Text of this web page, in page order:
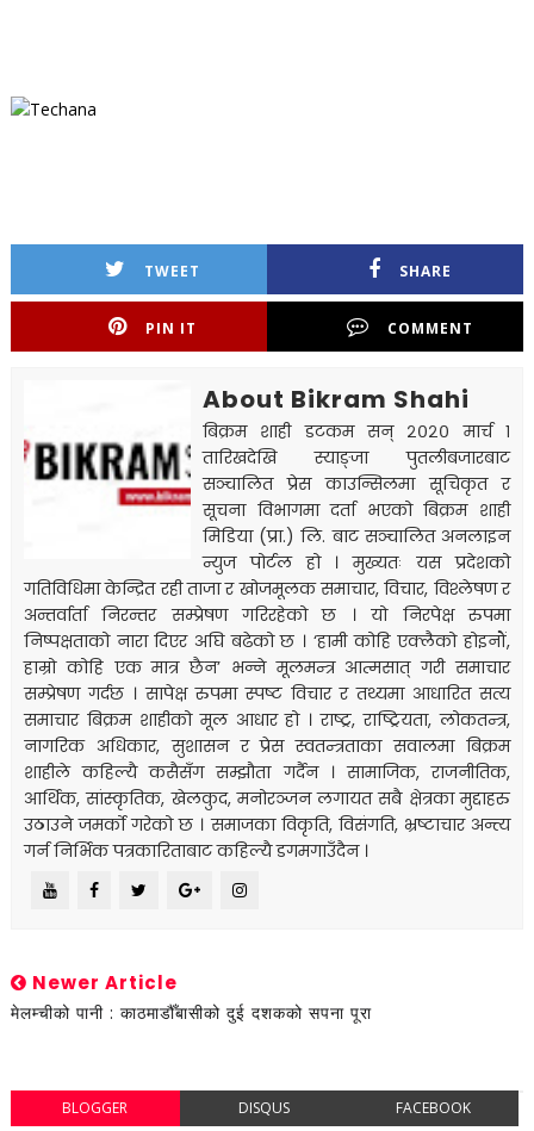
TWEET SHARE
PIN IT COMMENT
About Bikram Shahi
बिक्रम शाही डटकम सन् २०२० मार्च १
तारिखदेखि स्याङ्जा पुतलीबजारबाट
सञ्चालित प्रेस काउन्सिलमा सूचिकृत र
सूचना विभागमा दर्ता भएको बिक्रम शाही
मिडिया (प्रा.) लि. बाट सञ्चालित अनलाइन
न्युज पोर्टल हो । मुख्यतः यस प्रदेशको
गतिविधिमा केन्द्रित रही ताजा र खोजमूलक समाचार, विचार, विश्लेषण र
अन्तर्वार्ता निरन्तर सम्प्रेषण गरिरहेको छ । यो निरपेक्ष रुपमा
निष्पक्षताको नारा दिएर अघि बढेको छ । ‘हामी कोहि एक्लैको होइनौं,
हाम्रो कोहि एक मात्र छैन’ भन्ने मूलमन्त्र आत्मसात् गरी समाचार
सम्प्रेषण गर्दछ । सापेक्ष रुपमा स्पष्ट विचार र तथ्यमा आधारित सत्य
समाचार बिक्रम शाहीको मूल आधार हो । राष्ट्र, राष्ट्रियता, लोकतन्त्र,
नागरिक अधिकार, सुशासन र प्रेस स्वतन्त्रताका सवालमा बिक्रम
शाहीले कहिल्यै कसैसँग सम्झौता गर्दैन । सामाजिक, राजनीतिक,
आर्थिक, सांस्कृतिक, खेलकुद, मनोरञ्जन लगायत सबै क्षेत्रका मुद्दाहरु
उठाउने जमर्को गरेको छ । समाजका विकृति, विसंगति, भ्रष्टाचार अन्त्य
गर्न निर्भिक पत्रकारिताबाट कहिल्यै डगमगाउँदैन ।
Newer Article
मेलम्चीको पानी : काठमाडौँबासीको दुई दशकको सपना पूरा
BLOGGER DISQUS FACEBOOK